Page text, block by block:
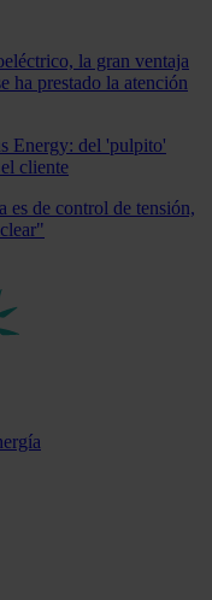
la gran ventaja
ha prestado la atención
Energy: del 'pulpito'
cliente
es de control de tensión,